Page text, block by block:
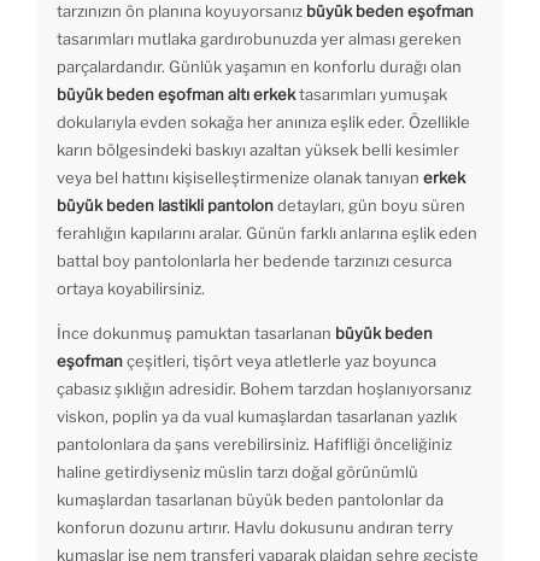
tarzınızın ön planına koyuyorsanız büyük beden eşofman
tasarımları mutlaka gardırobunuzda yer alması gereken
parçalardandır. Günlük yaşamın en konforlu durağı olan
büyük beden eşofman altı erkektasarımları yumuşak
dokularıyla evden sokağa her anınıza eşlik eder. Özellikle
karın bölgesindeki baskıyı azaltan yüksek belli kesimler
veya bel hattını kişiselleştirmenize olanak tanıyan erkek
büyük beden lastikli pantolondetayları, gün boyu süren
ferahlığın kapılarını aralar. Günün farklı anlarına eşlik eden
battal boy pantolonlarla her bedende tarzınızı cesurca
ortaya koyabilirsiniz.
İnce dokunmuş pamuktan tasarlanan büyük beden
eşofmançeşitleri, tişört veya atletlerle yaz boyunca
çabasız şıklığın adresidir. Bohem tarzdan hoşlanıyorsanız
viskon, poplin ya da vual kumaşlardan tasarlanan yazlık
pantolonlara da şans verebilirsiniz. Hafifliği önceliğiniz
haline getirdiyseniz müslin tarzı doğal görünümlü
kumaşlardan tasarlanan büyük beden pantolonlar da
konforun dozunu artırır. Havlu dokusunu andıran terry
kumaşlar ise nem transferi yaparak plajdan şehre geçişte